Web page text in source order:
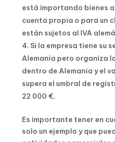
está importando bienes
cuenta propia o para un
están sujetos al IVA
Si la empresa tiene su
Alemania pero organiza
dentro de Alemania y el
supera el umbral de
22 000 €.
Es importante tener en
solo un ejemplo y que